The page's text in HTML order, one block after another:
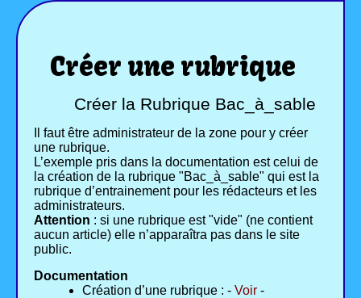
Créer une rubrique
Créer la Rubrique Bac_à_sable
Il faut être administrateur de la zone pour y créer
une rubrique.
L’exemple pris dans la documentation est celui de
la création de la rubrique "Bac_à_sable" qui est la
rubrique d’entrainement pour les rédacteurs et les
administrateurs.
Attention : si une rubrique est "vide" (ne contient
aucun article) elle n’apparaîtra pas dans le site
public.
Documentation
Création d’une rubrique : - Voir -